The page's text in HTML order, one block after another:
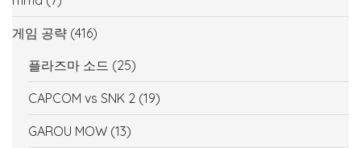
게임 공략 (416)
플라즈마 소드 (25)
CAPCOM vs SNK 2 (19)
GAROU MOW (13)